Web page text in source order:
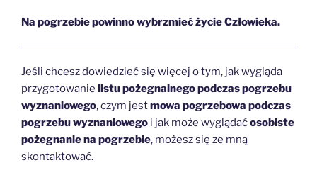
Na pogrzebie powinno wybrzmieć życie Człowieka.
Jeśli chcesz dowiedzieć się więcej o tym, jak wygląda
przygotowanie listu pożegnalnego podczas pogrzebu
wyznaniowego, czym jestmowa pogrzebowa podczas
pogrzebu wyznaniowego i jak może wyglądaćosobiste
pożegnanie na pogrzebie, możesz się ze mną
skontaktować.